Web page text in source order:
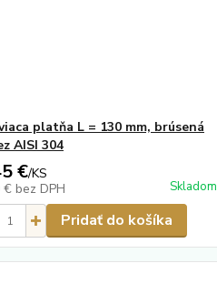
platňa L = 130 mm, brúsená
AISI 304
€/KS
€ bez DPH Skladom
Pridať do košíka